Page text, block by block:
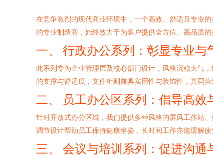
在竞争激烈的现代商业环境中，一个高效、舒适且专业
的专业制造商，始终致力于为客户提供全方位、高品质
一、 行政办公系列：彰显专业与
此系列专为企业管理层及核心部门设计，风格沉稳大气
的支撑与舒适度，文件柜则兼具实用性与装饰性，共同
二、 员工办公区系列：倡导高效
针对开放式办公区域，我们提供多种风格的屏风工作站
调节设计帮助员工保持健康坐姿，长时间工作亦能缓解疲
三、 会议与培训系列：促进沟通